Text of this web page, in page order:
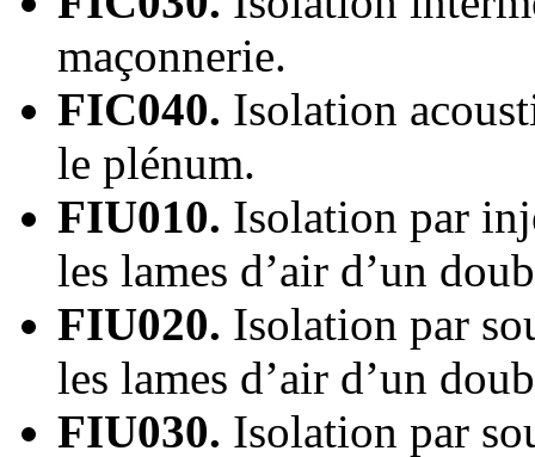
maçonnerie.
FIC040. Isolation
le plénum.
FIU010. Isolation par
les lames d’air d’un
FIU020. Isolation par
les lames d’air d’un
FIU030. Isolation par